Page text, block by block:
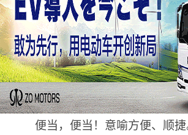
揭开幕之内便当的帷幕
蒋丰 华人新闻 经贸活动
日本华侨报 2022/7/19 15:32:52
便当，便当！意喻方便、顺